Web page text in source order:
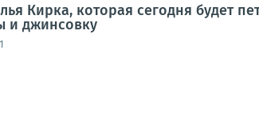
Кирка, которая сегодня будет
и джинсовку